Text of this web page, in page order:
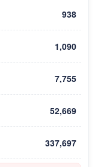
938
1,090
7,755
52,669
337,697